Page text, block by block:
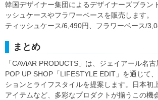
韓国デザイナー集団によるデザイナーズブラン
ッシュケースやフラワーベースを販売します。
ティッシュケース/6,490円、フラワーベース/
まとめ
「CAViAR PRODUCTS」は、ジェイアール名
POP UP SHOP「LIFESTYLE EDIT」を通じて
ションとライフスタイルを提案します。日本初
アイテムなど、多彩なプロダクトが揃うこの機